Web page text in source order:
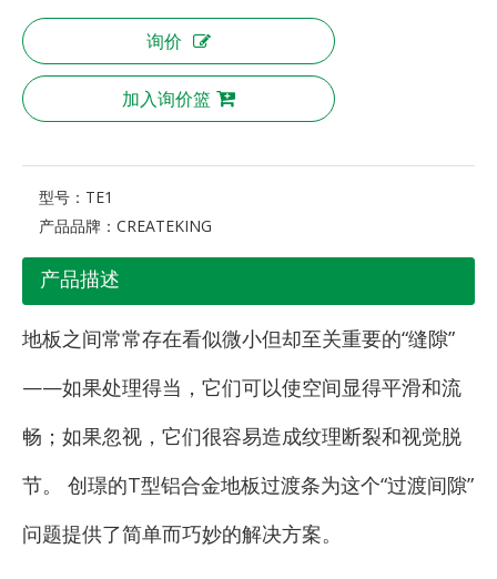
询价
加入询价篮
型号： TE1
产品品牌： CREATEKING
产品描述
地板之间常常存在看似微小但却至关重要的“缝隙”
——如果处理得当，它们可以使空间显得平滑和流
畅；如果忽视，它们很容易造成纹理断裂和视觉脱
节。 创璟的T型铝合金地板过渡条为这个“过渡间隙”
问题提供了简单而巧妙的解决方案。